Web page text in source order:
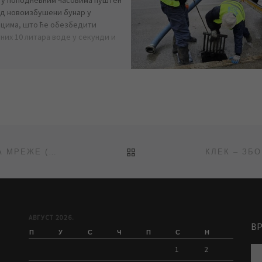
новоизбушени бунар у
што ће обезбедити
10 литара воде у секунди и
ТАЈДИЋ: НАКОН ОПОМЕНА СЛЕДЕ ИСКЉУЧЕЊА СА МРЕЖЕ (РТВ САНТОС) BACK TO POST LIST
АВГУСТ 2026.
П У С Ч П С Н
1 2